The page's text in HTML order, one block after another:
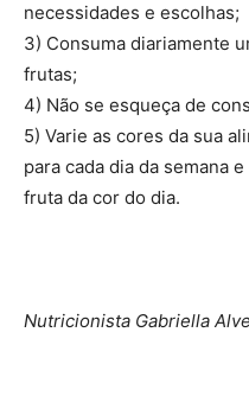
necessidades e escolhas;
3) Consuma diariamente
frutas;
4) Não se esqueça de
5) Varie as cores da sua
para cada dia da semana
fruta da cor do dia.
Nutricionista Gabriella